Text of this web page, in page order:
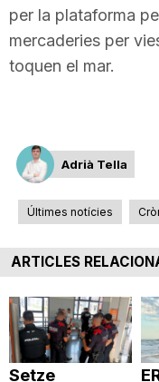
per la plataforma
mercaderies per
toquen el mar.
Adrià Tella
Últimes notícies
ARTICLES
Setze